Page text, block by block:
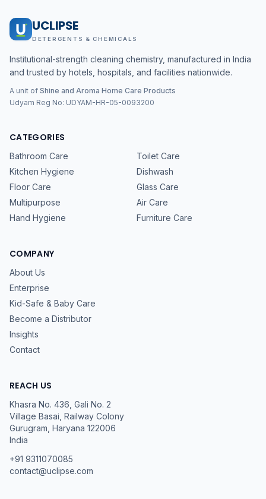
UCLIPSE
DETERGENTS & CHEMICALS
Institutional-strength cleaning chemistry, manufactured in India
and trusted by hotels, hospitals, and facilities nationwide.
A unit of Shine and Aroma Home Care Products
Udyam Reg No: UDYAM-HR-05-0093200
CATEGORIES
Bathroom Care
Toilet Care
Kitchen Hygiene
Dishwash
Floor Care
Glass Care
Multipurpose
Air Care
Hand Hygiene
Furniture Care
COMPANY
About Us
Enterprise
Kid-Safe & Baby Care
Become a Distributor
Insights
Contact
REACH US
Khasra No. 436, Gali No. 2
Village Basai, Railway Colony
Gurugram Haryana 122006
India
+91 9311070085
contact@uclipse.com